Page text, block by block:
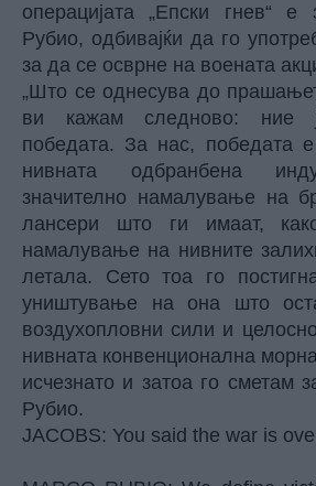
операцијата „Епски гнев“ е
Рубио, одбивајќи да го
за да се осврне на воената
„Што се однесува до
ви кажам следново: ние
победата. За нас, победата
нивната одбранбена
значително намалување на
лансери што ги имаат,
намалување на нивните
летала. Сето тоа го
уништување на она што
воздухопловни сили и
нивната конвенционална
исчезнато и затоа го сметам
Рубио.
JACOBS: You said the war is